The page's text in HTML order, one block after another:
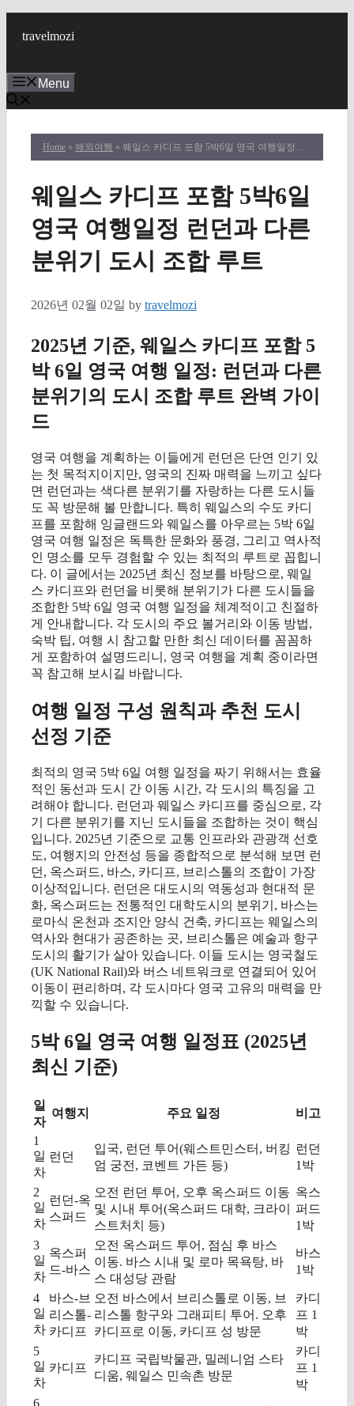
travelmozi
Menu
Home » 해외여행 » 웨일스 카디프 포함 5박6일 영국 여행일정 런던과 다른 분위기 도시 조합 루트
웨일스 카디프 포함 5박6일
영국 여행일정 런던과 다른
분위기 도시 조합 루트
2026년 02월 02일 by travelmozi
2025년 기준, 웨일스 카디프 포함 5
박 6일 영국 여행 일정: 런던과 다른
분위기의 도시 조합 루트 완벽 가이
드
영국 여행을 계획하는 이들에게 런던은 단연 인기 있
는 첫 목적지이지만, 영국의 진짜 매력을 느끼고 싶다
면 런던과는 색다른 분위기를 자랑하는 다른 도시들
도 꼭 방문해 볼 만합니다. 특히 웨일스의 수도 카디
프를 포함해 잉글랜드와 웨일스를 아우르는 5박 6일
영국 여행 일정은 독특한 문화와 풍경, 그리고 역사적
인 명소를 모두 경험할 수 있는 최적의 루트로 꼽힙니
다. 이 글에서는 2025년 최신 정보를 바탕으로, 웨일
스 카디프와 런던을 비롯해 분위기가 다른 도시들을
조합한 5박 6일 영국 여행 일정을 체계적이고 친절하
게 안내합니다. 각 도시의 주요 볼거리와 이동 방법,
숙박 팁, 여행 시 참고할 만한 최신 데이터를 꼼꼼하
게 포함하여 설명드리니, 영국 여행을 계획 중이라면
꼭 참고해 보시길 바랍니다.
여행 일정 구성 원칙과 추천 도시
선정 기준
최적의 영국 5박 6일 여행 일정을 짜기 위해서는 효율
적인 동선과 도시 간 이동 시간, 각 도시의 특징을 고
려해야 합니다. 런던과 웨일스 카디프를 중심으로, 각
기 다른 분위기를 지닌 도시들을 조합하는 것이 핵심
입니다. 2025년 기준으로 교통 인프라와 관광객 선호
도, 여행지의 안전성 등을 종합적으로 분석해 보면 런
던, 옥스퍼드, 바스, 카디프, 브리스톨의 조합이 가장
이상적입니다. 런던은 대도시의 역동성과 현대적 문
화, 옥스퍼드는 전통적인 대학도시의 분위기, 바스는
로마식 온천과 조지안 양식 건축, 카디프는 웨일스의
역사와 현대가 공존하는 곳, 브리스톨은 예술과 항구
도시의 활기가 살아 있습니다. 이들 도시는 영국철도
(UK National Rail)와 버스 네트워크로 연결되어 있어
이동이 편리하며, 각 도시마다 영국 고유의 매력을 만
끽할 수 있습니다.
5박 6일 영국 여행 일정표 (2025년
최신 기준)
일
자
여행지 주요 일정 비고
1
일
차
런던
입국, 런던 투어(웨스트민스터, 버킹
엄 궁전, 코벤트 가든 등)
런던
1박
2
일
차
런던-옥
스퍼드
오전 런던 투어, 오후 옥스퍼드 이동
및 시내 투어(옥스퍼드 대학, 크라이
스트처치 등)
옥스
퍼드
1박
3
일
차
옥스퍼
드-바스
오전 옥스퍼드 투어, 점심 후 바스
이동. 바스 시내 및 로마 목욕탕, 바
스 대성당 관람
바스
1박
4
일
차
바스-브
리스톨-
카디프
오전 바스에서 브리스톨로 이동, 브
리스톨 항구와 그래피티 투어. 오후
카디프로 이동, 카디프 성 방문
카디
프 1
박
5
일
차
카디프
카디프 국립박물관, 밀레니엄 스타
디움, 웨일스 민속촌 방문
카디
프 1
박